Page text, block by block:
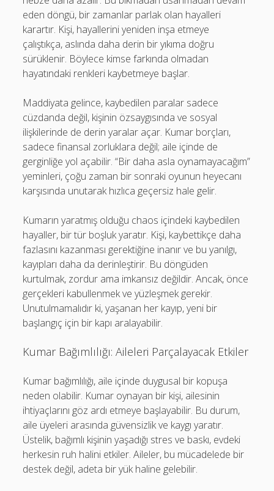
eden döngü, bir zamanlar parlak olan hayalleri
karartır. Kişi, hayallerini yeniden inşa etmeye
çalıştıkça, aslında daha derin bir yıkıma doğru
sürüklenir. Böylece kimse farkında olmadan
hayatındaki renkleri kaybetmeye başlar.
Maddiyata gelince, kaybedilen paralar sadece
cüzdanda değil, kişinin özsaygısında ve sosyal
ilişkilerinde de derin yaralar açar. Kumar borçları,
sadece finansal zorluklara değil; aile içinde de
gerginliğe yol açabilir. “Bir daha asla oynamayacağım”
yeminleri, çoğu zaman bir sonraki oyunun heyecanı
karşısında unutarak hızlıca geçersiz hale gelir.
Kumarın yaratmış olduğu chaos içindeki kaybedilen
hayaller, bir tür boşluk yaratır. Kişi, kaybettikçe daha
fazlasını kazanması gerektiğine inanır ve bu yanılgı,
kayıpları daha da derinleştirir. Bu döngüden
kurtulmak, zordur ama imkansız değildir. Ancak, önce
gerçekleri kabullenmek ve yüzleşmek gerekir.
Unutulmamalıdır ki, yaşanan her kayıp, yeni bir
başlangıç için bir kapı aralayabilir.
Kumar Bağımlılığı: Aileleri Parçalayacak Etkiler
Kumar bağımlılığı, aile içinde duygusal bir kopuşa
neden olabilir. Kumar oynayan bir kişi, ailesinin
ihtiyaçlarını göz ardı etmeye başlayabilir. Bu durum,
aile üyeleri arasında güvensizlik ve kaygı yaratır.
Üstelik, bağımlı kişinin yaşadığı stres ve baskı, evdeki
herkesin ruh halini etkiler. Aileler, bu mücadelede bir
destek değil, adeta bir yük haline gelebilir.